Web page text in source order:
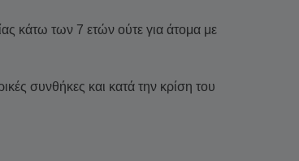
κάτω των 7 ετών ούτε για άτομα με
συνθήκες και κατά την κρίση του